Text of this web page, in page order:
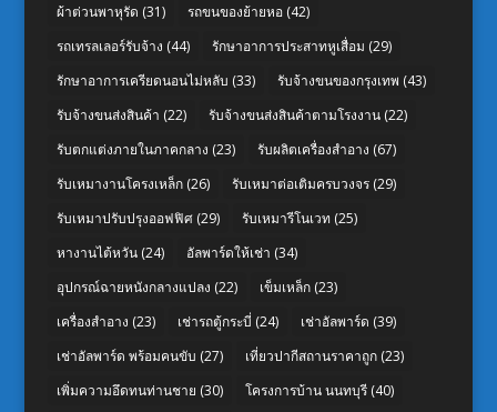
ผ้าต่วนพาหุรัด (31) รถขนของย้ายหอ(42)
รถเทรลเลอร์รับจ้าง (44) รักษาอาการประสาทหูเสื่อม (29)
รักษาอาการเครียดนอนไม่หลับ (33) รับจ้างขนของกรุงเทพ (43)
รับจ้างขนส่งสินค้า (22) รับจ้างขนส่งสินค้าตามโรงงาน(22)
รับตกแต่งภายในภาคกลาง (23) รับผลิตเครื่องสำอาง (67)
รับเหมางานโครงเหล็ก(26) รับเหมาต่อเติมครบวงจร(29)
รับเหมาปรับปรุงออฟฟิศ(29) รับเหมารีโนเวท (25)
หางานไต้หวัน(24) อัลพาร์ดให้เช่า (34)
อุปกรณ์ฉายหนังกลางแปลง (22) เข็มเหล็ก(23)
เครื่องสำอาง (23) เช่ารถตู้กระบี่ (24) เช่าอัลพาร์ด (39)
เช่าอัลพาร์ด พร้อมคนขับ (27) เที่ยวปากีสถานราคาถูก(23)
เพิ่มความอึดทนท่านชาย (30) โครงการบ้าน นนทบุรี(40)